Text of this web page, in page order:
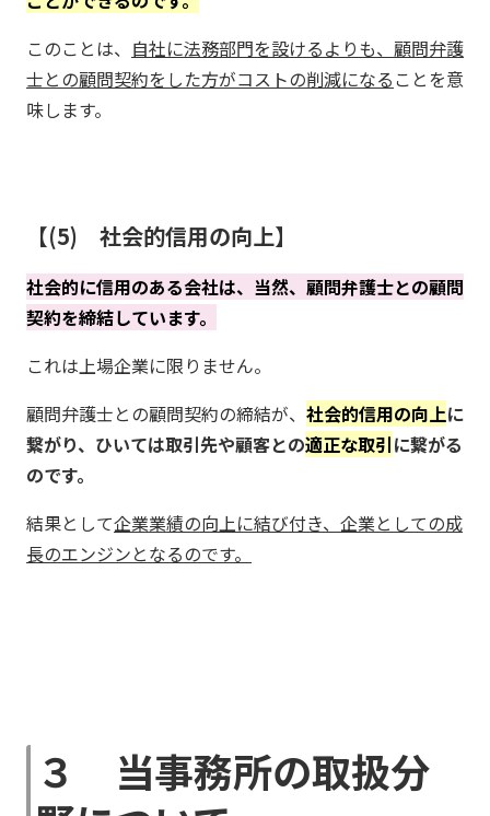
このことは、 自社に法務部門を設けるよりも、顧問弁護
士との顧問契約をした方がコストの削減になる ことを意
味します。
(5) 社会的信用の向上
社会的に信用のある会社は、当然、顧問弁護士との顧問
契約を締結しています。
これは上場企業に限りません。
顧問弁護士との顧問契約の締結が、 社会的信用の向上に
繋がり、ひいては取引先や顧客との適正な取引に繋がる
のです。
結果として企業業績の向上に結び付き、企業としての成
長のエンジンとなるのです。
３ 当事務所の取扱分